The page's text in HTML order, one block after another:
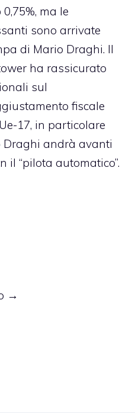
, ma le
sono arrivate
di Mario Draghi. Il
ha rassicurato
sul
fiscale
17, in particolare
Draghi andrà avanti
il “pilota automatico”.
→